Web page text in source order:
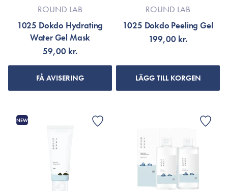
ROUND LAB
1025 Dokdo Hydrating
Water Gel Mask
59,00 kr.
FÅ AVISERING
ROUND LAB
1025 Dokdo Peeling Gel
199,00 kr.
LÄGG TILL KORGEN
NEW